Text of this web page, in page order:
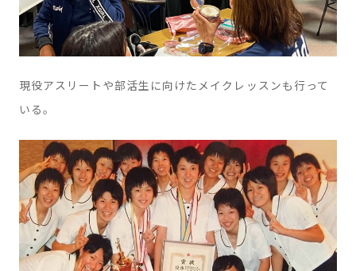
現役アスリートや部活生に向けたメイクレッスンも行って
いる。